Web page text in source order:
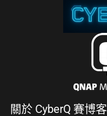
關於 CyberQ 賽博客